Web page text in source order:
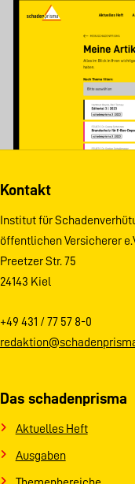
Kontakt
Institut für
öffentlichen Versicherer
Preetzer Str. 75
24143 Kiel
+49 431 / 77 57 8-0
Das schadenprisma
Aktuelles Heft
Ausgaben